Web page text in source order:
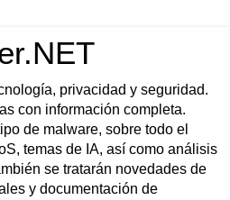
privacidad y seguridad.
con información completa.
de malware, sobre todo el
temas de IA, así como análisis
se tratarán novedades de
y documentación de